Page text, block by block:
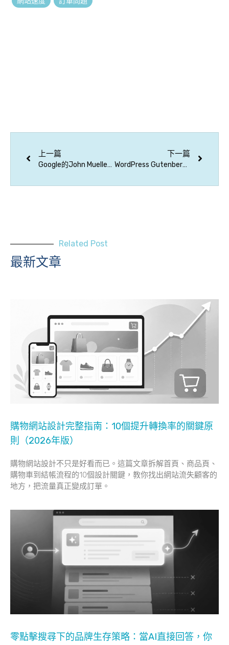
上一篇
Google的John Mueller回答了 SEO相關問題
下一篇
WordPress Gutenberg 古騰堡預設區塊測試呈現
Related Post
最新文章
購物網站設計完整指南：10個提升轉換率的關鍵原
則（2026年版）
購物網站設計不只是好看而已。這篇文章拆解首頁、商品頁、
購物車到結帳流程的10個設計關鍵，教你找出網站流失顧客的
地方，把流量真正變成訂單。
零點擊搜尋下的品牌生存策略：當AI直接回答，你